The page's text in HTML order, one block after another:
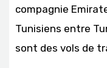
compagnie
Tunisiens entre
sont des vols de